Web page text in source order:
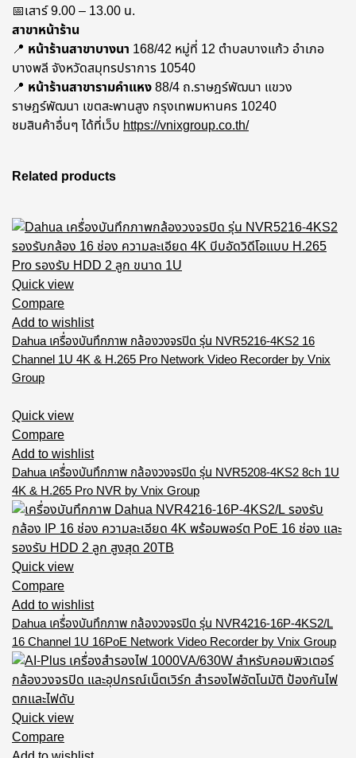
📅เสาร์ 9.00 – 13.00 น.
สาขาหน้าร้าน
📍 หน้าร้านสาขาบางนา 168/42 หมู่ที่ 12 ตำบลบางแก้ว อำเภอ
บางพลี จังหวัดสมุทรปราการ 10540
📍 หน้าร้านสาขารามคำแหง88/4 ถ.ราษฎร์พัฒนา แขวง
ราษฎร์พัฒนา เขตสะพานสูง กรุงเทพมหานคร 10240
ชมสินค้าอื่นๆ ได้ที่เว็บ https://vnixgroup.co.th/
Related products
Quick view
Compare
Add to wishlist
Dahua เครื่องบันทึกภาพ กล้องวงจรปิด รุ่น NVR5216-4KS2 16
Channel 1U 4K & H.265 Pro Network Video Recorder by Vnix
Group
Quick view
Compare
Add to wishlist
Dahua เครื่องบันทึกภาพ กล้องวงจรปิด รุ่น NVR5208-4KS2 8ch 1U
4K & H.265 Pro NVR by Vnix Group
Quick view
Compare
Add to wishlist
Dahua เครื่องบันทึกภาพ กล้องวงจรปิด รุ่น NVR4216-16P-4KS2/L
16 Channel 1U 16PoE Network Video Recorder by Vnix Group
Quick view
Compare